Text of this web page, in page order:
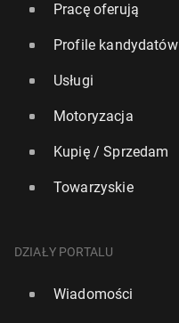
Pracę oferują
Profile kandydatów
Usługi
Motoryzacja
Kupię / Sprzedam
Towarzyskie
DZIAŁY PORTALU
Wiadomości